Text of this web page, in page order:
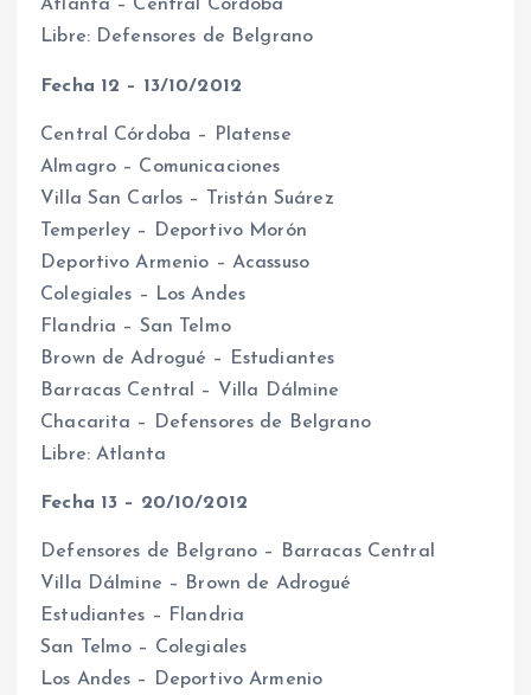
Atlanta – Central Córdoba
Libre: Defensores de Belgrano
Fecha 12 – 13/10/2012
Central Córdoba – Platense
Almagro – Comunicaciones
Villa San Carlos – Tristán Suárez
Temperley – Deportivo Morón
Deportivo Armenio – Acassuso
Colegiales – Los Andes
Flandria – San Telmo
Brown de Adrogué – Estudiantes
Barracas Central – Villa Dálmine
Chacarita – Defensores de Belgrano
Libre: Atlanta
Fecha 13 – 20/10/2012
Defensores de Belgrano – Barracas Central
Villa Dálmine – Brown de Adrogué
Estudiantes – Flandria
San Telmo – Colegiales
Los Andes – Deportivo Armenio